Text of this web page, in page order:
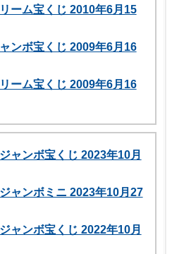
ーム宝くじ 2010年6月15
ンボ宝くじ 2009年6月16
ーム宝くじ 2009年6月16
ャンボ宝くじ 2023年10月
ャンボミニ 2023年10月27
ャンボ宝くじ 2022年10月